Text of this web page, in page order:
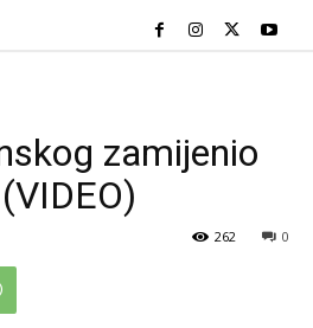
zamijenio
0
262